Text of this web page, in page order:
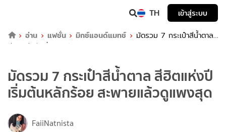
TH
เข้าสู่ระบบ
อ่าน
แฟชั่น มิกซ์แอนด์แมทช์
มัดรวม 7 กระเป๋าสีน้ำตาล
สีฮิตแห่งปี เริ่มต้นหลักร้อย สะพายแล้วดูแพงสุด
มัดรวม 7 กระเป๋าสีน้ำตาล สีฮิตแห่งปี
เริ่มต้นหลักร้อย สะพายแล้วดูแพงสุด
FaiiNatnista